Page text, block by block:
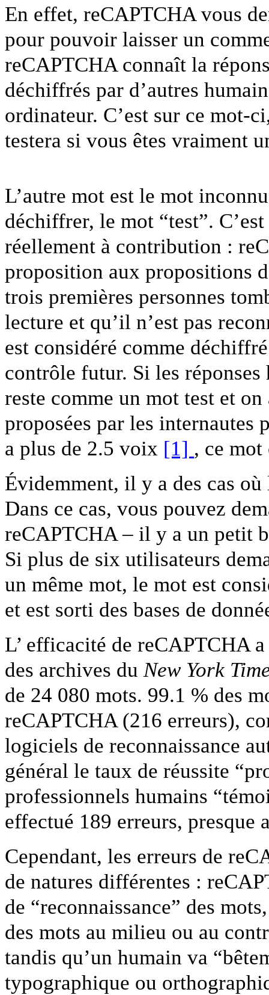
En effet, reCAPTCHA vous
pour pouvoir laisser un
reCAPTCHA connaît la
déchiffrés par d’autres
ordinateur. C’est sur ce mot-
testera si vous êtes vraiment
L’autre mot est le mot
déchiffrer, le mot “test”.
réellement à contribution :
proposition aux propositions
trois premières personnes
lecture et qu’il n’est pas
est considéré comme
contrôle futur. Si les
reste comme un mot test et
proposées par les internautes
a plus de 2.5 voix [1] , ce
Évidemment, il y a des cas
Dans ce cas, vous pouvez
reCAPTCHA – il y a un petit
Si plus de six utilisateurs
un même mot, le mot est
et est sorti des bases de
L’ efficacité de reCAPTCHA
des archives du New York
de 24 080 mots. 99.1 % des
reCAPTCHA (216 erreurs),
logiciels de reconnaissance
général le taux de réussite
professionnels humains
effectué 189 erreurs, presque
Cependant, les erreurs de
de natures différentes :
de “reconnaissance” des
des mots au milieu ou au
tandis qu’un humain va
typographique ou